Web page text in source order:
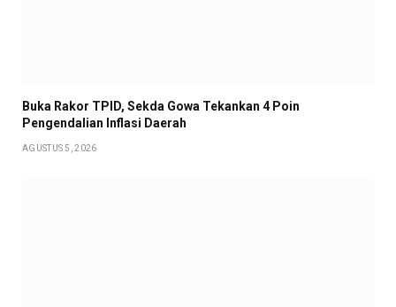
Buka Rakor TPID, Sekda Gowa Tekankan 4 Poin
Pengendalian Inflasi Daerah
AGUSTUS 5, 2026